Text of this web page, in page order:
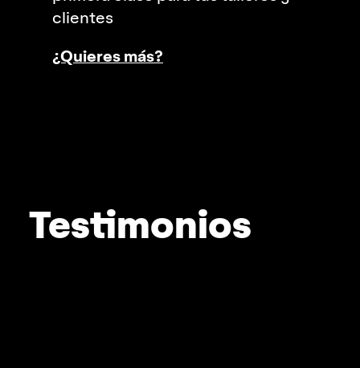
clientes
¿Quieres más?
Testimonios